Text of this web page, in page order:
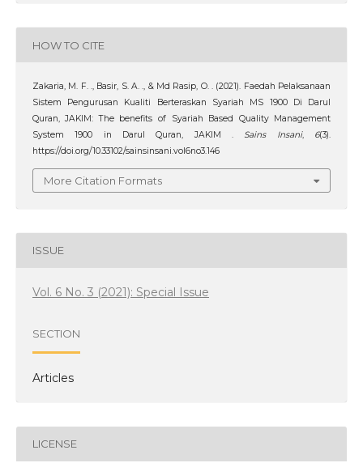
HOW TO CITE
Zakaria, M. F. ., Basir, S. A. ., & Md Rasip, O. . (2021). Faedah Pelaksanaan
Sistem Pengurusan Kualiti Berteraskan Syariah MS 1900 Di Darul
Quran, JAKIM: The benefits of Syariah Based Quality Management
System 1900 in Darul Quran, JAKIM . Sains Insani, 6(3).
https://doi.org/10.33102/sainsinsani.vol6no3.146
More Citation Formats
ISSUE
Vol. 6 No. 3 (2021): Special Issue
SECTION
Articles
LICENSE